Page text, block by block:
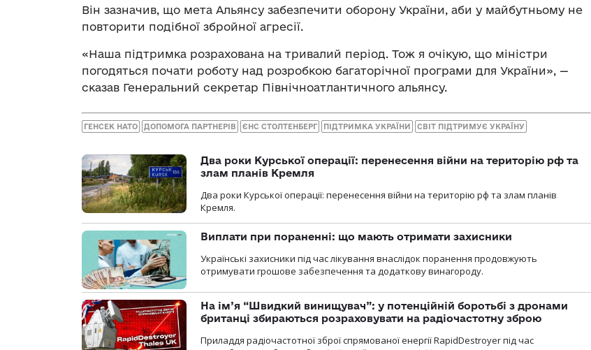
Він зазначив, що мета Альянсу забезпечити оборону України, аби у майбутньому не
повторити подібної збройної агресії.
«Наша підтримка розрахована на тривалий період. Тож я очікую, що міністри
погодяться почати роботу над розробкою багаторічної програми для України», —
сказав Генеральний секретар Північноатлантичного альянсу.
ГЕНСЕК НАТО ДОПОМОГА ПАРТНЕРІВ ЄНС СТОЛТЕНБЕРГ ПІДТРИМКА УКРАЇНИ СВІТ ПІДТРИМУЄ УКРАЇНУ
Два роки Курської операції: перенесення війни на територію рф та
злам планів Кремля
Два роки Курської операції: перенесення війни на територію рф та злам планів
Кремля.
Виплати при пораненні: що мають отримати захисники
Українські захисники під час лікування внаслідок поранення продовжують
отримувати грошове забезпечення та додаткову винагороду.
На ім’я “Швидкий винищувач”: у потенційній боротьбі з дронами
британці збираються розраховувати на радіочастотну зброю
Приладдя радіочастотної зброї спрямованої енергії RapidDestroyer під час